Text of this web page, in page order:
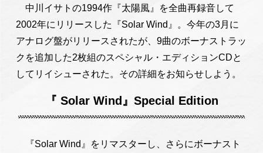
中川イサトの1994作『太陽風』を全曲再録音して
2002年にリリースした『Solar Wind』。今年の3月に
アナログ盤がリリースされたが、9曲のボーナストラッ
クを追加した2枚組のスペシャル・エディションCDと
してリイシューされた。その詳細をお知らせしよう。
『 Solar Wind』Special Edition
『Solar Wind』をリマスターし、さらにボーナスト